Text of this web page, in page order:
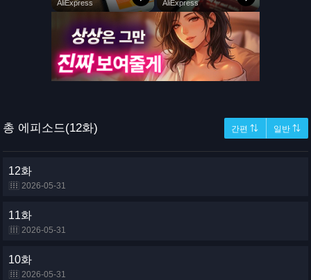
총 에피소드(12화) 간편 ⇅ 일반 ⇅
12화
2026-05-31
11화
2026-05-31
10화
2026-05-31